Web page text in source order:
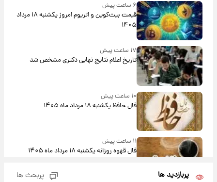
۶ ساعت پیش
قیمت بیت‌کوین و اتریوم امروز یکشنبه ۱۸ مرداد
۱۴۰۵
۱۷ ساعت پیش
تاریخ اعلام نتایج نهایی دکتری مشخص شد
۱۰ ساعت پیش
فال حافظ یکشنبه ۱۸ مرداد ماه ۱۴۰۵
۱۱ ساعت پیش
فال قهوه روزانه یکشنبه ۱۸ مرداد ماه ۱۴۰۵
پربازدید ها پربحث ها